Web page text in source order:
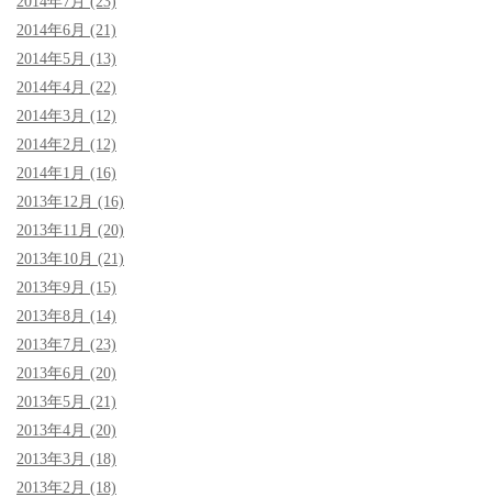
2014年6月 (21)
2014年5月 (13)
2014年4月 (22)
2014年3月 (12)
2014年2月 (12)
2014年1月 (16)
2013年12月 (16)
2013年11月 (20)
2013年10月 (21)
2013年9月 (15)
2013年8月 (14)
2013年7月 (23)
2013年6月 (20)
2013年5月 (21)
2013年4月 (20)
2013年3月 (18)
2013年2月 (18)